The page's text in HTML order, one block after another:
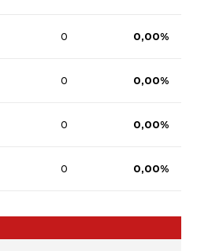
0 0,00%
0 0,00%
0 0,00%
0 0,00%